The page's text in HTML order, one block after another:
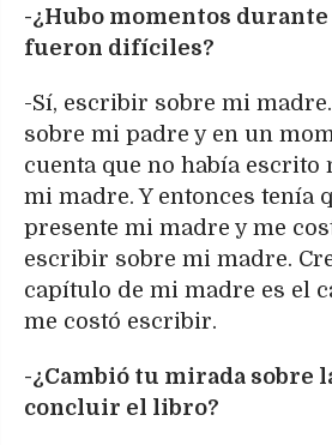
-¿Hubo momentos
fueron difíciles?
-Sí, escribir sobre mi
sobre mi padre y en un
cuenta que no había escrito
mi madre. Y entonces tenía
presente mi madre y me
escribir sobre mi madre.
capítulo de mi madre es el
me costó escribir.
-¿Cambió tu mirada sobre
concluir el libro?